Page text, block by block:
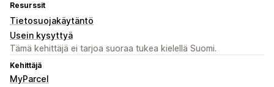
Resurssit
Tietosuojakäytäntö
Usein kysyttyä
Tämä kehittäjä ei tarjoa suoraa tukea kielellä Suomi.
Kehittäjä
MyParcel